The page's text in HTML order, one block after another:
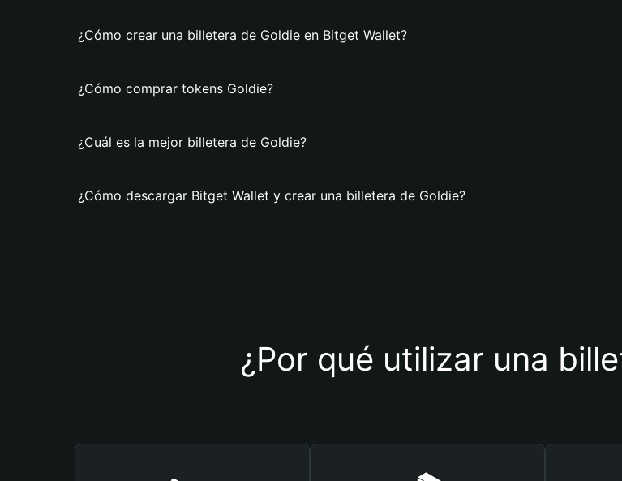
¿Cómo crear una billetera de Goldie en Bitget Wallet?
¿Cómo comprar tokens Goldie?
¿Cuál es la mejor billetera de Goldie?
¿Cómo descargar Bitget Wallet y crear una billetera de Goldie?
¿Por qué utilizar una